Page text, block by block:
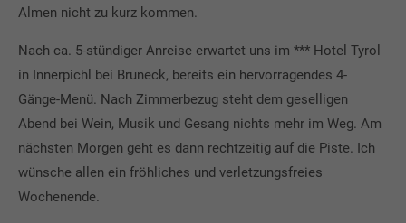
Almen nicht zu kurz kommen.
Nach ca. 5-stündiger Anreise erwartet uns im *** Hotel Tyrol
in Innerpichl bei Bruneck, bereits ein hervorragendes 4-
Gänge-Menü. Nach Zimmerbezug steht dem geselligen
Abend bei Wein, Musik und Gesang nichts mehr im Weg. Am
nächsten Morgen geht es dann rechtzeitig auf die Piste. Ich
wünsche allen ein fröhliches und verletzungsfreies
Wochenende.